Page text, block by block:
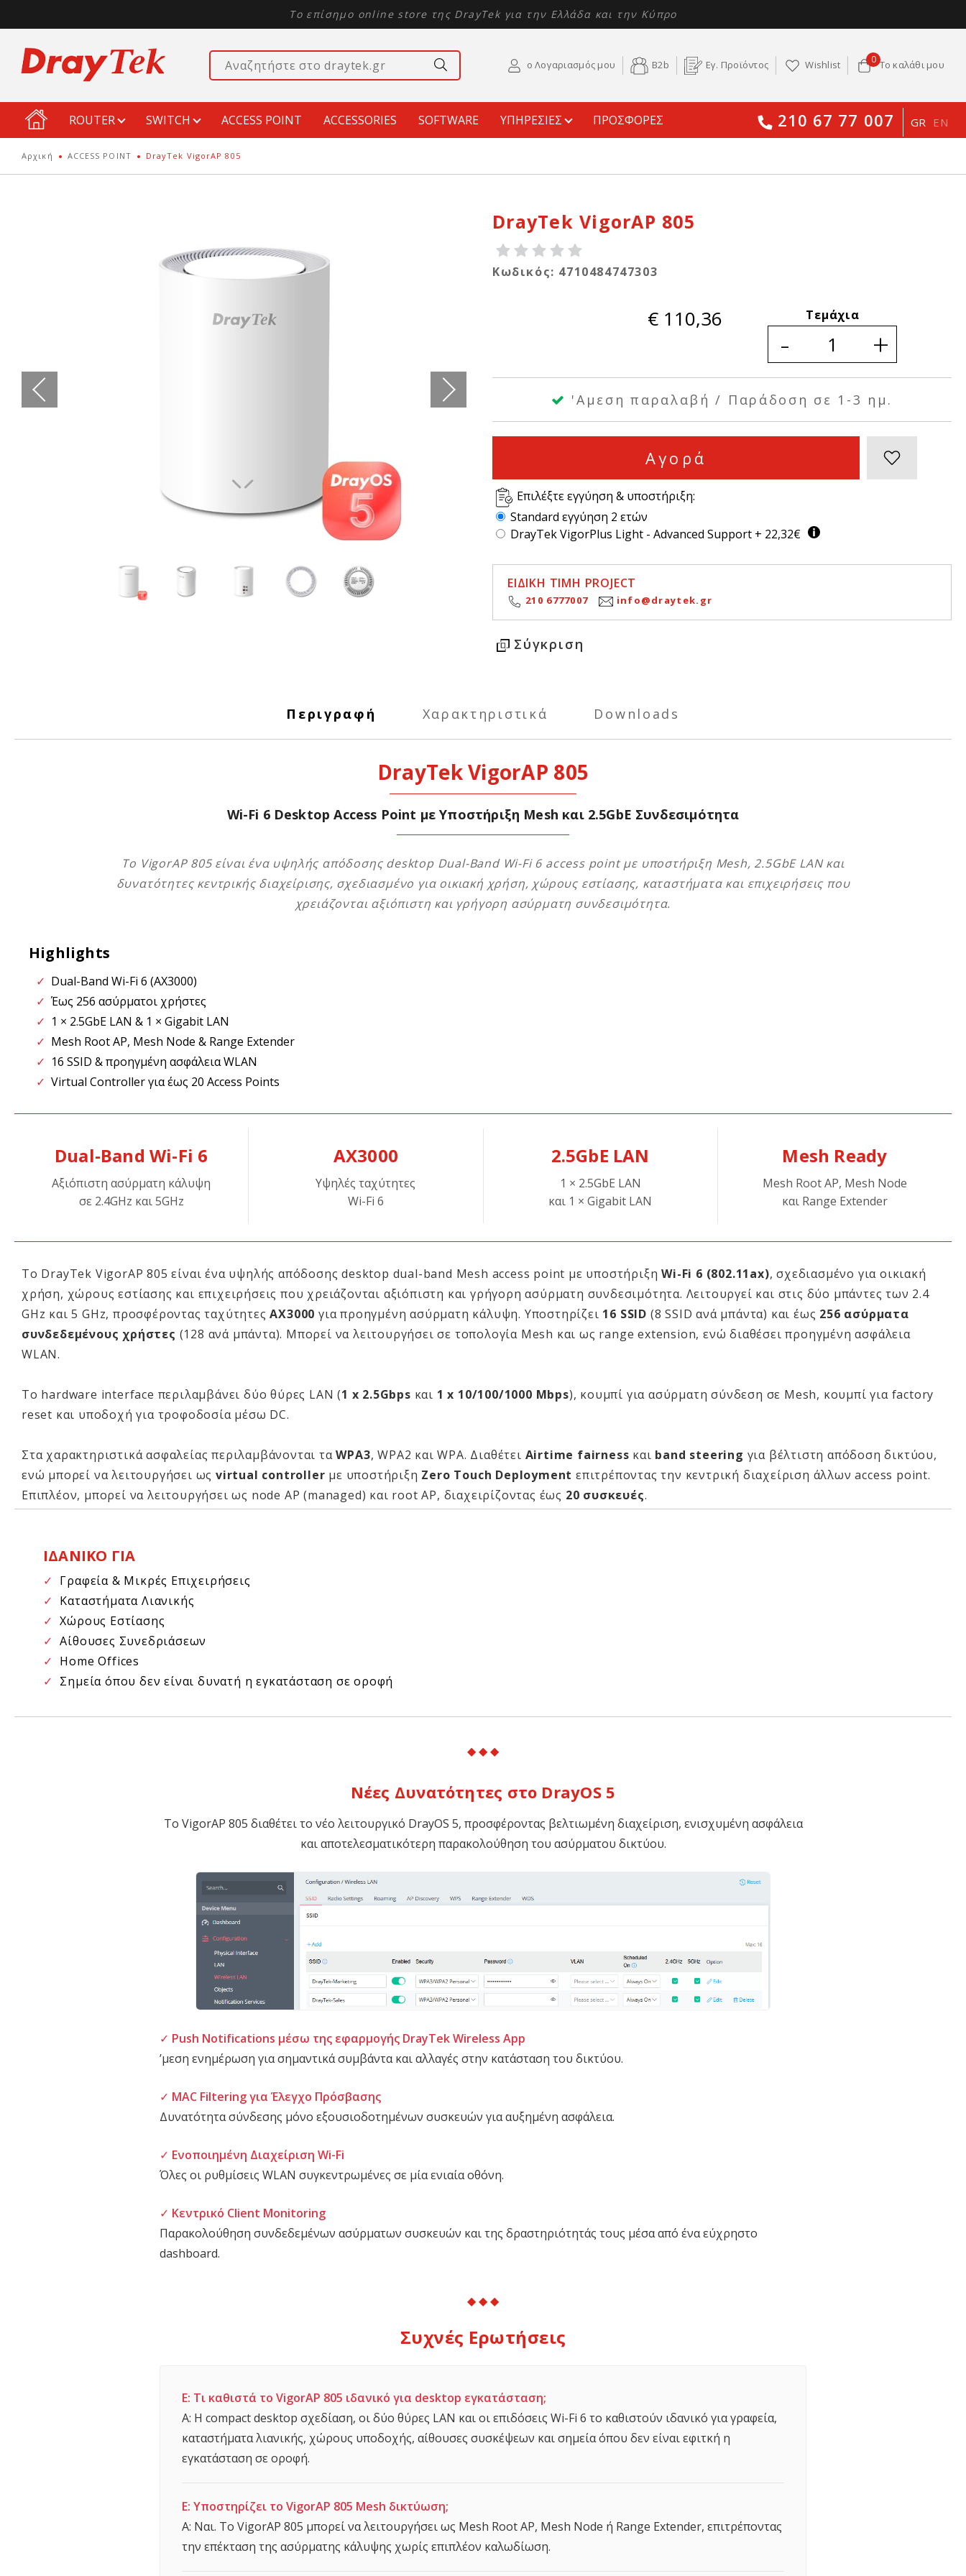
Το επίσημο online store της DrayTek για την Ελλάδα και την Κύπρο
210 67 77 007
ο Λογαριασμός μου B2b Εγ. Προϊόντος Wishlist 0 Το καλάθι μου
GR EN
ROUTER SWITCH ACCESS POINT ACCESSORIES SOFTWARE ΥΠΗΡΕΣΙΕΣ ΠΡΟΣΦΟΡΕΣ
Αρχική ACCESS POINT DrayTek VigorAP 805
DrayTek VigorAP 805
Κωδικός: 4710484747303
Τεμάχια
- +
€ 110,36
'Αμεση παραλαβή / Παράδοση σε 1-3 ημ.
Αγορά
Επιλέξτε εγγύηση & υποστήριξη:
Standard εγγύηση 2 ετών
DrayTek VigorPlus Light - Advanced Support + 22,32€
ΕΙΔΙΚΗ ΤΙΜΗ PROJECT
210 6777007 info@draytek.gr
Σύγκριση
Περιγραφή Χαρακτηριστικά Downloads
DrayTek VigorAP 805
Wi-Fi 6 Desktop Access Point με Υποστήριξη Mesh και 2.5GbE Συνδεσιμότητα
Το VigorAP 805 είναι ένα υψηλής απόδοσης desktop Dual-Band Wi-Fi 6 access point με υποστήριξη Mesh, 2.5GbE LAN και
δυνατότητες κεντρικής διαχείρισης, σχεδιασμένο για οικιακή χρήση, χώρους εστίασης, καταστήματα και επιχειρήσεις που
χρειάζονται αξιόπιστη και γρήγορη ασύρματη συνδεσιμότητα.
Highlights
✓ Dual-Band Wi-Fi 6 (AX3000)
✓ Έως 256 ασύρματοι χρήστες
✓ 1 × 2.5GbE LAN & 1 × Gigabit LAN
✓ Mesh Root AP, Mesh Node & Range Extender
✓ 16 SSID & προηγμένη ασφάλεια WLAN
✓ Virtual Controller για έως 20 Access Points
Dual-Band Wi-Fi 6
Αξιόπιστη ασύρματη κάλυψη
σε 2.4GHz και 5GHz
AX3000
Υψηλές ταχύτητες
Wi-Fi 6
2.5GbE LAN
1 × 2.5GbE LAN
και 1 × Gigabit LAN
Mesh Ready
Mesh Root AP, Mesh Node
και Range Extender
Το DrayTek VigorAP 805 είναι ένα υψηλής απόδοσης desktop dual-band Mesh access point με υποστήριξηWi-Fi 6 (802.11ax), σχεδιασμένο για οικιακή
χρήση, χώρους εστίασης και επιχειρήσεις που χρειάζονται αξιόπιστη και γρήγορη ασύρματη συνδεσιμότητα. Λειτουργεί και στις δύο μπάντες των 2.4
GHz και 5 GHz, προσφέροντας ταχύτητεςAX3000 για προηγμένη ασύρματη κάλυψη. Υποστηρίζει 16 SSID (8 SSID ανά μπάντα) και έως 256 ασύρματα
συνδεδεμένους χρήστες (128 ανά μπάντα). Μπορεί να λειτουργήσει σε τοπολογία Mesh και ως range extension, ενώ διαθέσει προηγμένη ασφάλεια
WLAN.
Το hardware interface περιλαμβάνει δύο θύρες LAN (1 x 2.5Gbps και 1 x 10/100/1000 Mbps), κουμπί για ασύρματη σύνδεση σε Mesh, κουμπί για factory
reset και υποδοχή για τροφοδοσία μέσω DC.
Στα χαρακτηριστικά ασφαλείας περιλαμβάνονται ταWPA3, WPA2 και WPA. Διαθέτει Airtime fairness και band steering για βέλτιστη απόδοση δικτύου,
ενώ μπορεί να λειτουργήσει ως virtual controller με υποστήριξη Zero Touch Deployment επιτρέποντας την κεντρική διαχείριση άλλων access point.
Επιπλέον, μπορεί να λειτουργήσει ως node AP (managed) και root AP, διαχειρίζοντας έως 20 συσκευές.
ΙΔΑΝΙΚΟ ΓΙΑ
✓ Γραφεία & Μικρές Επιχειρήσεις
✓ Καταστήματα Λιανικής
✓ Χώρους Εστίασης
✓ Αίθουσες Συνεδριάσεων
✓ Home Offices
✓ Σημεία όπου δεν είναι δυνατή η εγκατάσταση σε οροφή
◆ ◆ ◆
Νέες Δυνατότητες στο DrayOS 5
Το VigorAP 805 διαθέτει το νέο λειτουργικό DrayOS 5, προσφέροντας βελτιωμένη διαχείριση, ενισχυμένη ασφάλεια
και αποτελεσματικότερη παρακολούθηση του ασύρματου δικτύου.
✓ Push Notifications μέσω της εφαρμογής DrayTek Wireless App
ʼμεση ενημέρωση για σημαντικά συμβάντα και αλλαγές στην κατάσταση του δικτύου.
✓ MAC Filtering για Έλεγχο Πρόσβασης
Δυνατότητα σύνδεσης μόνο εξουσιοδοτημένων συσκευών για αυξημένη ασφάλεια.
✓ Ενοποιημένη Διαχείριση Wi-Fi
Όλες οι ρυθμίσεις WLAN συγκεντρωμένες σε μία ενιαία οθόνη.
✓ Κεντρικό Client Monitoring
Παρακολούθηση συνδεδεμένων ασύρματων συσκευών και της δραστηριότητάς τους μέσα από ένα εύχρηστο
dashboard.
◆ ◆ ◆
Συχνές Ερωτήσεις
Ε: Τι καθιστά το VigorAP 805 ιδανικό για desktop εγκατάσταση;
Α: Η compact desktop σχεδίαση, οι δύο θύρες LAN και οι επιδόσεις Wi-Fi 6 το καθιστούν ιδανικό για γραφεία,
καταστήματα λιανικής, χώρους υποδοχής, αίθουσες συσκέψεων και σημεία όπου δεν είναι εφιτκή η
εγκατάσταση σε οροφή.
Ε: Υποστηρίζει το VigorAP 805 Mesh δικτύωση;
Α: Ναι. Το VigorAP 805 μπορεί να λειτουργήσει ως Mesh Root AP, Mesh Node ή Range Extender, επιτρέποντας
την επέκταση της ασύρματης κάλυψης χωρίς επιπλέον καλωδίωση.